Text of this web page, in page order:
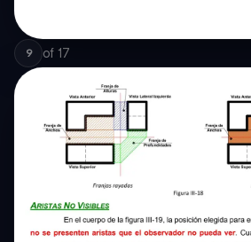
9 of 17